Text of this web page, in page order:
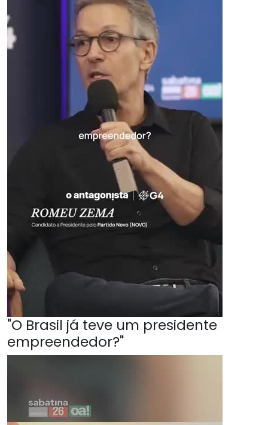
"O Brasil já teve um presidente
empreendedor?"